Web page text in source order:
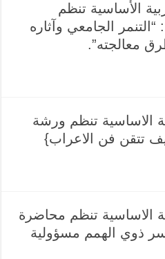
الأساسية تنظم
الجامعي وآثاره
معالجته”.
الاساسية تنظم ورشة
تتقن فن الاعراب}
الاساسية تنظم محاضرة
ذوي الهمم مسؤولية